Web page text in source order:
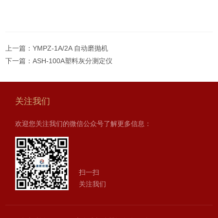
上一篇：YMPZ-1A/2A 自动磨抛机
下一篇：ASH-100A塑料灰分测定仪
关注我们
欢迎您关注我们的微信公众号了解更多信息：
扫一扫
关注我们